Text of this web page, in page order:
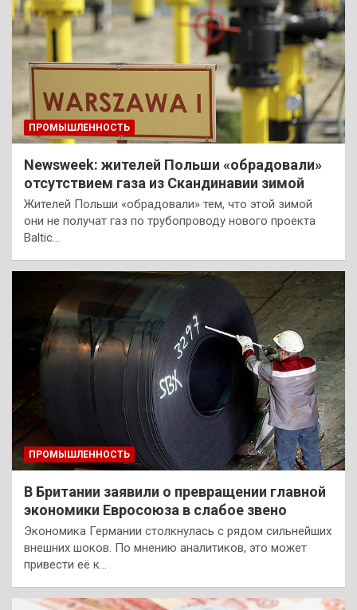
ПРОМЫШЛЕННОСТЬ
Newsweek: жителей Польши «обрадовали»
отсутствием газа из Скандинавии зимой
Жителей Польши «обрадовали» тем, что этой зимой
они не получат газ по трубопроводу нового проекта
Baltic…
ПРОМЫШЛЕННОСТЬ
В Британии заявили о превращении главной
экономики Евросоюза в слабое звено
Экономика Германии столкнулась с рядом сильнейших
внешних шоков. По мнению аналитиков, это может
привести её к…